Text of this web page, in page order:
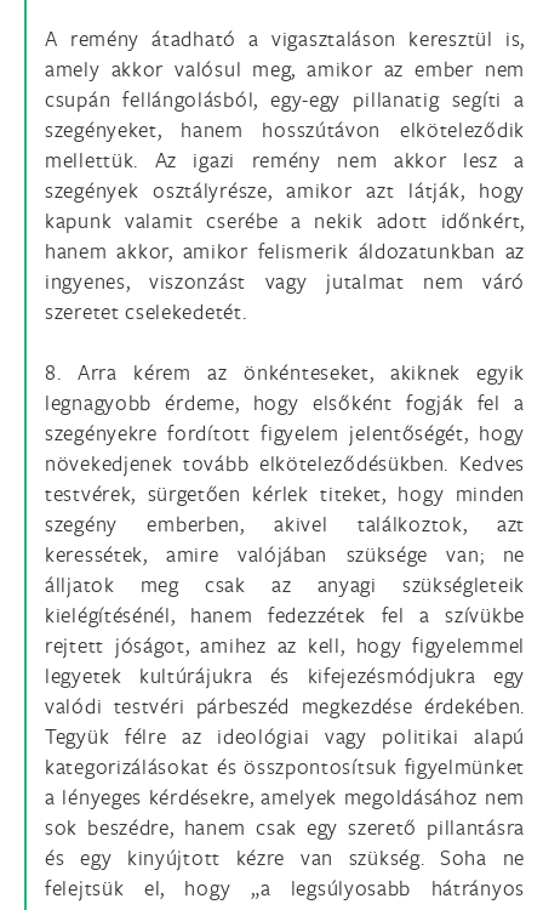
A remény átadható a vigasztaláson keresztül is,
amely akkor valósul meg, amikor az ember nem
csupán fellángolásból, egy-egy pillanatig segíti a
szegényeket, hanem hosszútávon elköteleződik
mellettük. Az igazi remény nem akkor lesz a
szegények osztályrésze, amikor azt látják, hogy
kapunk valamit cserébe a nekik adott időnkért,
hanem akkor, amikor felismerik áldozatunkban az
ingyenes, viszonzást vagy jutalmat nem váró
szeretet cselekedetét.
8. Arra kérem az önkénteseket, akiknek egyik
legnagyobb érdeme, hogy elsőként fogják fel a
szegényekre fordított figyelem jelentőségét, hogy
növekedjenek tovább elköteleződésükben. Kedves
testvérek, sürgetően kérlek titeket, hogy minden
szegény emberben, akivel találkoztok, azt
keressétek, amire valójában szüksége van; ne
álljatok meg csak az anyagi szükségleteik
kielégítésénél, hanem fedezzétek fel a szívükbe
rejtett jóságot, amihez az kell, hogy figyelemmel
legyetek kultúrájukra és kifejezésmódjukra egy
valódi testvéri párbeszéd megkezdése érdekében.
Tegyük félre az ideológiai vagy politikai alapú
kategorizálásokat és összpontosítsuk figyelmünket
a lényeges kérdésekre, amelyek megoldásához nem
sok beszédre, hanem csak egy szerető pillantásra
és egy kinyújtott kézre van szükség. Soha ne
felejtsük el, hogy „a legsúlyosabb hátrányos